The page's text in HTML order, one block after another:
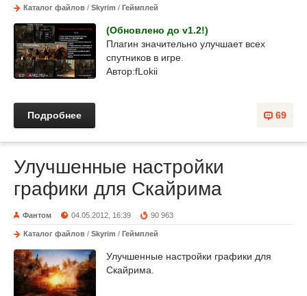
Каталог файлов / Skyrim / Геймплей
(Обновлено до v1.2!)
Плагин значительно улучшает всех
спутников в игре.
Автор:fLokii
69
Подробнее
Улучшенные настройки
графики для Скайрима
Фантом 04.05.2012, 16:39 90 963
Каталог файлов / Skyrim / Геймплей
Улучшенные настройки графики для
Скайрима.